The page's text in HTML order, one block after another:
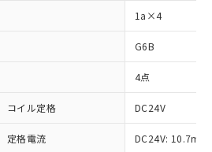
1a×4
G6B
4点
コイル定格 DC24V
定格電流 DC24V: 10.7mA